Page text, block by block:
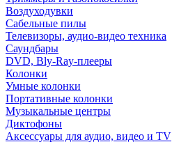
Воздуходувки
Сабельные пилы
Телевизоры, аудио-видео техника
Саундбары
DVD, Bly-Ray-плееры
Колонки
Умные колонки
Портативные колонки
Музыкальные центры
Диктофоны
Аксессуары для аудио, видео и TV